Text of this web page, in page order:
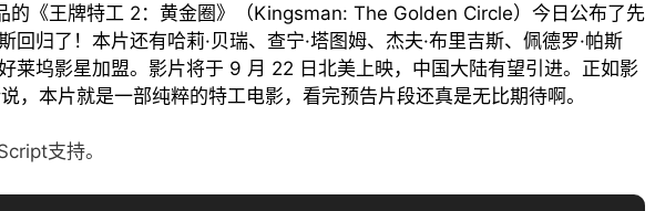
的《王牌特工 2：黄金圈》（Kingsman: The Golden Circle）今日公布了先
回归了！本片还有哈莉·贝瑞、查宁·塔图姆、杰夫·布里吉斯、佩德罗·帕斯
莱坞影星加盟。影片将于 9 月 22 日北美上映，中国大陆有望引进。正如影
，本片就是一部纯粹的特工电影，看完预告片段还真是无比期待啊。
支持。